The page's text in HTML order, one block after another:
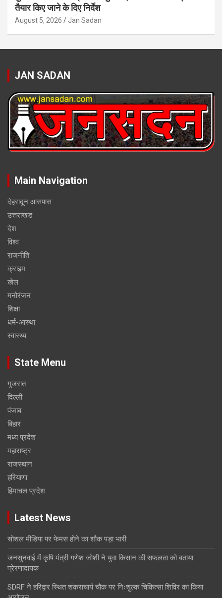
तैयार किए जाने के दिए निर्देश
August 5, 2026 Jan Sadan
JAN SADAN
Main Navigation
देहरादून आसपास
उत्तराखंड
देश
विश्व
राजनीति
क्राइम
खेल
मनोरंजन
शिक्षा
धर्म-आस्था
स्वास्थ्य
State Menu
गुजरात
दिल्ली
पंजाब
बिहार
मध्य प्रदेश
महाराष्ट्र
राजस्थान
हरियाणा
हिमाचल प्रदेश
Latest News
सोशल मीडिया पर फेमस होने का शौक पड़ा भारी
जनसुनवाई में कृषि मंत्री गणेश जोशी ने युवा किसान की सफलता को बताया
प्रेरणादायक
SDRF ने हरिद्वार स्थित शंकराचार्य चौक पर निःशुल्क चिकित्सा शिविर का किया